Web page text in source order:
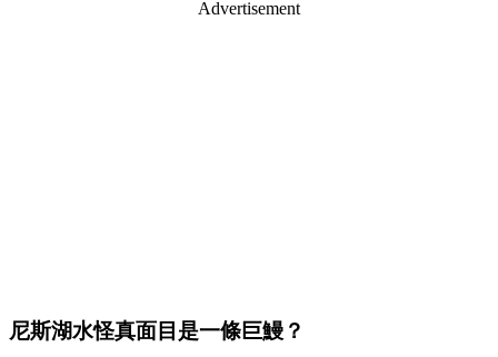
Advertisement
尼斯湖水怪真面目是一條巨鰻？